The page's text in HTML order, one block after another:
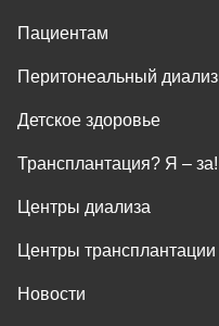
Пациентам
Перитонеальный диализ
Детское здоровье
Трансплантация? Я ‒ за!
Центры диализа
Центры трансплантации
Новости